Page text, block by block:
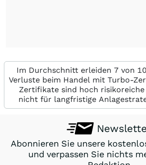
Im Durchschnitt erleiden 7 von
Verluste beim Handel mit Turbo-
Zertifikate sind hoch
nicht für langfristige
Abonnieren Sie unsere
und verpassen Sie nichts